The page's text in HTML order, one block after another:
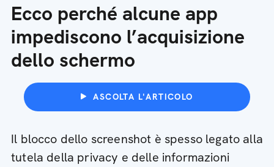
Ecco perché alcune app
impediscono l’acquisizione
dello schermo
ASCOLTA L'ARTICOLO
Il blocco dello screenshot è spesso legato alla
tutela della privacy e delle informazioni